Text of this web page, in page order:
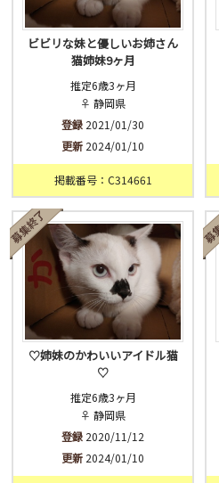
ビビリな妹と優しいお姉さん
猫姉妹9ヶ月
推定6歳3ヶ月
♀ 静岡県
登録 2021/01/30
更新 2024/01/10
掲載番号：C314661
♡姉妹のかわいいアイドル猫
♡
推定6歳3ヶ月
♀ 静岡県
登録 2020/11/12
更新 2024/01/10